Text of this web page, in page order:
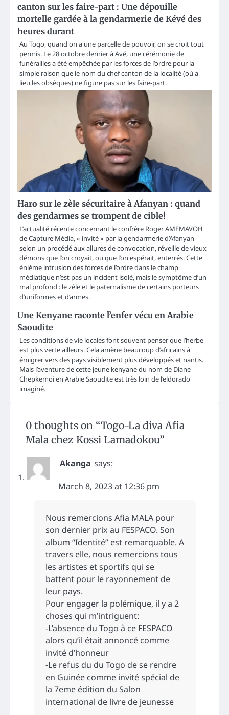
canton sur les faire-part : Une dépouille
mortelle gardée à la gendarmerie de Kévé des
heures durant
Au Togo, quand on a une parcelle de pouvoir, on se croit tout
permis. Le 28 octobre dernier à Avé, une cérémonie de
funérailles a été empêchée par les forces de l’ordre pour la
simple raison que le nom du chef canton de la localité (où a
lieu les obsèques) ne figure pas sur les faire-part.
Haro sur le zèle sécuritaire à Afanyan : quand
des gendarmes se trompent de cible!
L’actualité récente concernant le confrère Roger AMEMAVOH
de Capture Média, « invité » par la gendarmerie d’Afanyan
selon un procédé aux allures de convocation, réveille de vieux
démons que l’on croyait, ou que l’on espérait, enterrés. Cette
énième intrusion des forces de l’ordre dans le champ
médiatique n’est pas un incident isolé, mais le symptôme d’un
mal profond : le zèle et le paternalisme de certains porteurs
d’uniformes et d’armes.
Une Kenyane raconte l’enfer vécu en Arabie
Saoudite
Les conditions de vie locales font souvent penser que l’herbe
est plus verte ailleurs. Cela amène beaucoup d’africains à
émigrer vers des pays visiblement plus développés et nantis.
Mais l’aventure de cette jeune kenyane du nom de Diane
Chepkemoi en Arabie Saoudite est très loin de l’eldorado
imaginé.
0 thoughts on “Togo-La diva Afia
Mala chez Kossi Lamadokou”
Akanga says:
March 8, 2023 at 12:36 pm
Nous remercions Afia MALA pour
son dernier prix au FESPACO. Son
album “Identité” est remarquable. A
travers elle, nous remercions tous
les artistes et sportifs qui se
battent pour le rayonnement de
leur pays.
Pour engager la polémique, il y a 2
choses qui m’intriguent:
-L’absence du Togo à ce FESPACO
alors qu’il était annoncé comme
invité d’honneur
-Le refus du du Togo de se rendre
en Guinée comme invité spécial de
la 7eme édition du Salon
international de livre de jeunesse